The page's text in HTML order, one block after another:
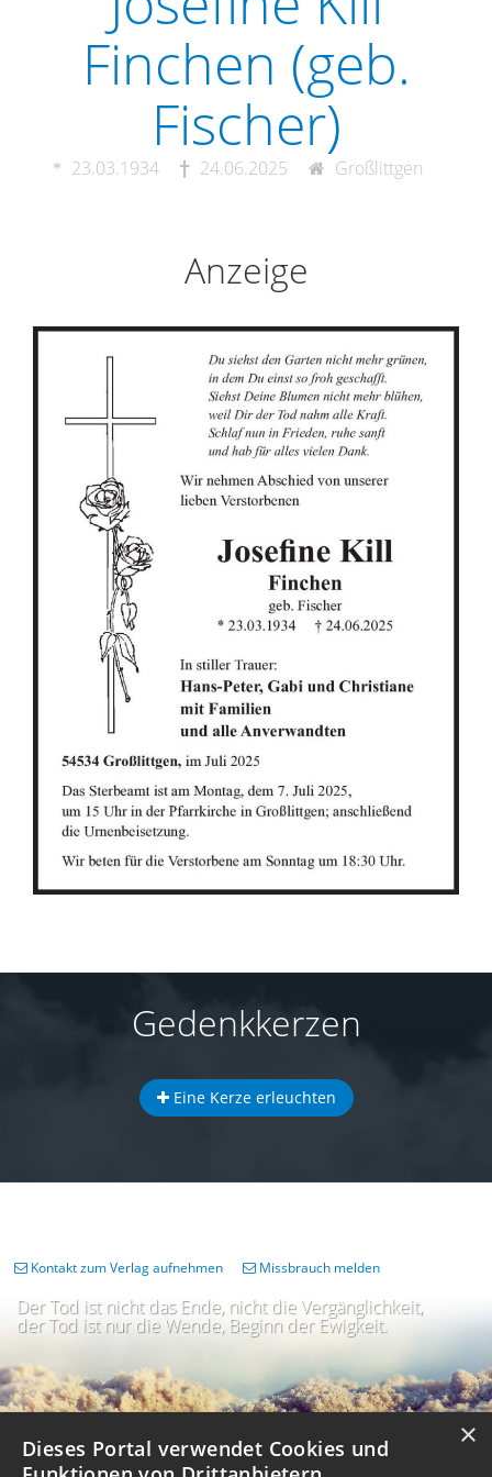
Finchen (geb.
Fischer)
23.03.1934 24.06.2025 Großlittgen
Anzeige
Gedenkkerzen
Eine Kerze erleuchten
Der Tod ist nicht das Ende, nicht die Vergänglichkeit,
der Tod ist nur die Wende, Beginn der Ewigkeit.
Kontakt zum Verlag aufnehmen Missbrauch melden
×
Dieses Portal verwendet Cookies und